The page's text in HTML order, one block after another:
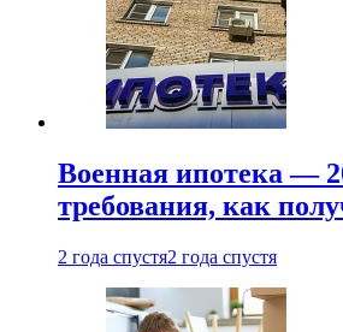
Военная ипотека —
требования, как
2 года спустя2 года спустя